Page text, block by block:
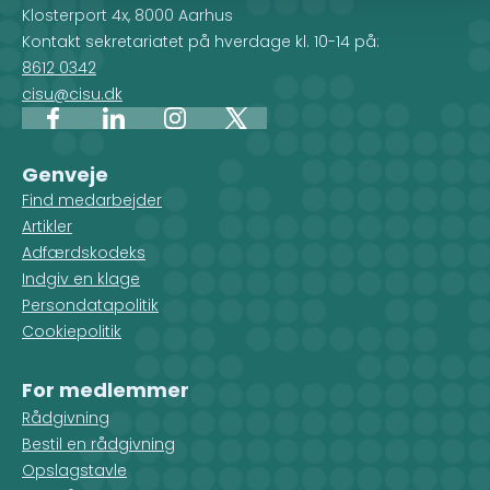
Klosterport 4x, 8000 Aarhus
Kontakt sekretariatet på hverdage kl. 10-14 på:
8612 0342
cisu@cisu.dk
FacebookLinkedInInstagram
X
Genveje
Find medarbejder
Artikler
Adfærdskodeks
Indgiv en klage
Persondatapolitik
Cookiepolitik
For medlemmer
Rådgivning
Bestil en rådgivning
Opslagstavle